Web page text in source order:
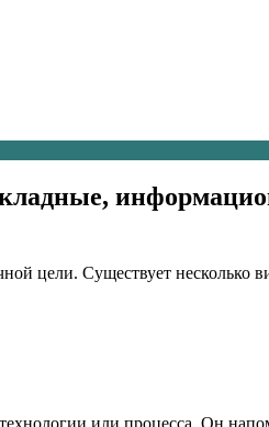
цели. Существует несколько
или процесса. Он